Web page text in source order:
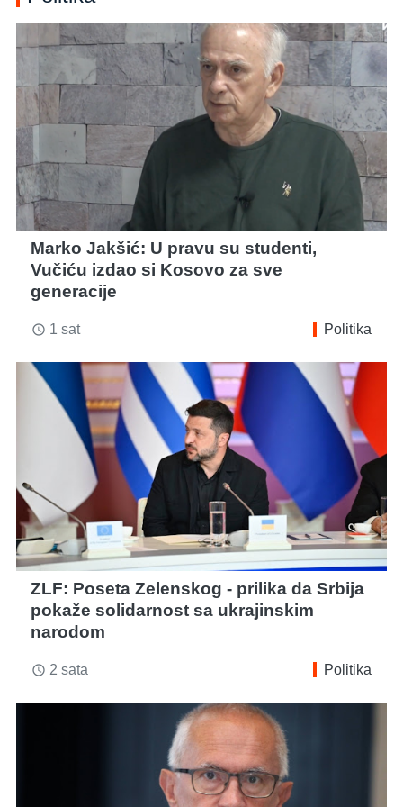
Marko Jakšić: U pravu su studenti,
Vučiću izdao si Kosovo za sve
generacije
access_time 1 sat Politika
ZLF: Poseta Zelenskog - prilika da Srbija
pokaže solidarnost sa ukrajinskim
narodom
access_time 2 sata Politika